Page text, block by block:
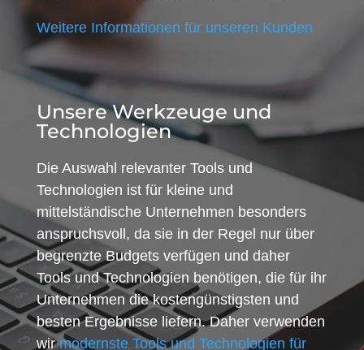
Weitere Informationen für unseren Kunden
Unsere Werkzeuge und
Technologien
Die Auswahl relevanter Tools und
Technologien ist für kleine und
mittelständische Unternehmen besonders
anspruchsvoll, da sie in der Regel nur über
begrenzte Budgets verfügen und daher
Tools und Technologien benötigen, die für ihr
Unternehmen die kostengünstigsten und
besten Ergebnisse liefern. Daher verwenden
wirmodernste Tools und Technologien für